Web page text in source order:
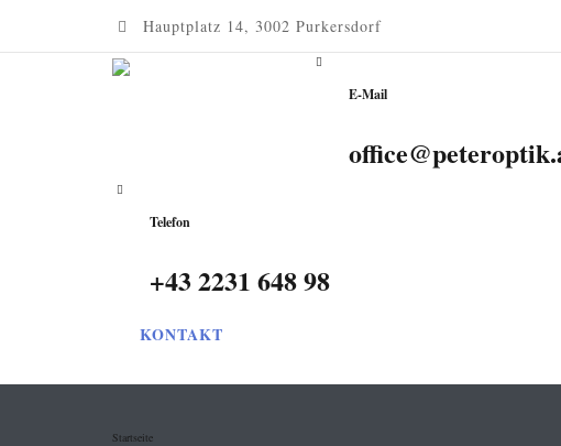
Hauptplatz 14, 3002 Purkersdorf
E-Mail
Telefon
+43 2231 648 98
KONTAKT
Startseite